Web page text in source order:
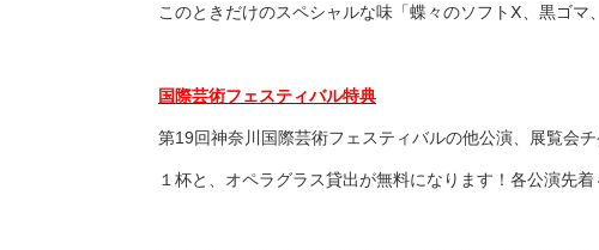
このときだけのスペシャルな味「蝶々のソフトⅩ、黒ゴマ
国際芸術フェスティバル特典
第19回神奈川国際芸術フェスティバルの他公演、展覧会
１杯と、オペラグラス貸出が無料になります！各公演先